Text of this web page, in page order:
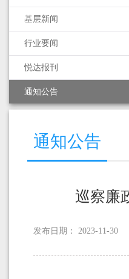
基层新闻
行业要闻
悦达报刊
通知公告
通知公告
巡察廉
发布日期： 2023-11-30